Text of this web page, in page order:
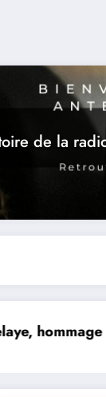
de la
Pidoux,
12 AOUT,